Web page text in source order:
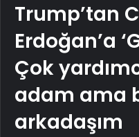
Trump’tan
Erdoğan’a
Çok
adam ama
arkadaşım